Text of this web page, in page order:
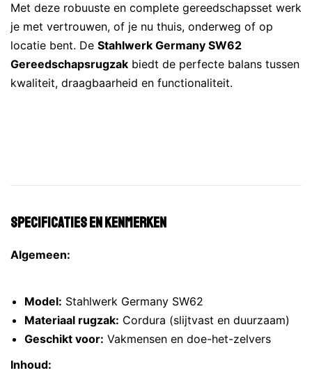
Met deze robuuste en complete gereedschapsset werk
je met vertrouwen, of je nu thuis, onderweg of op
locatie bent. De Stahlwerk Germany SW62
Gereedschapsrugzak biedt de perfecte balans tussen
kwaliteit, draagbaarheid en functionaliteit.
Specificaties en Kenmerken
Algemeen:
Model: Stahlwerk Germany SW62
Materiaal rugzak: Cordura (slijtvast en duurzaam)
Geschikt voor: Vakmensen en doe-het-zelvers
Inhoud: